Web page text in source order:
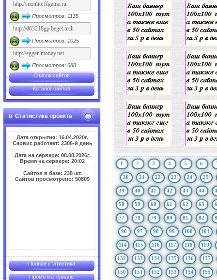
Просмотров: 1135
Просмотров: 1025
Просмотров: 688
Список сайтов
Каталог сайтов
Статистика проекта
Дата открытия: 16.04.2020г.
Сервис работает: 2306-й день
Дата на сервере: 08.08.2026г.
Время на сервере: 20:02
Сайтов в базе: 238 шт.
Сайтов просмотрено: 50809
Полная статистика
Промо материалы
1 2 3 4 5 6
20 21 22 23 24 25
39 40 41 42 43 44
58 59 60 61 62 63
77 78 79 80 81 82
96 97 98 99 100 101
114 115 116 117 118 119
132 133 134 135 136 137
150 151 152 153 154 155